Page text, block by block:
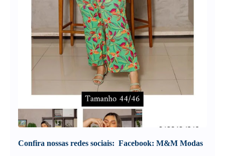
Confira nossas redes sociais: Facebook: M&M Modas